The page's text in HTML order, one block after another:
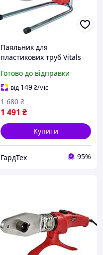
Паяльник для
пластикових труб Vitals
25; 32; 40; 50; 63 мм)
Готово до відправки
від 149₴/міс
1 491 ₴
1 680 ₴
Купити
ГардТех 95%